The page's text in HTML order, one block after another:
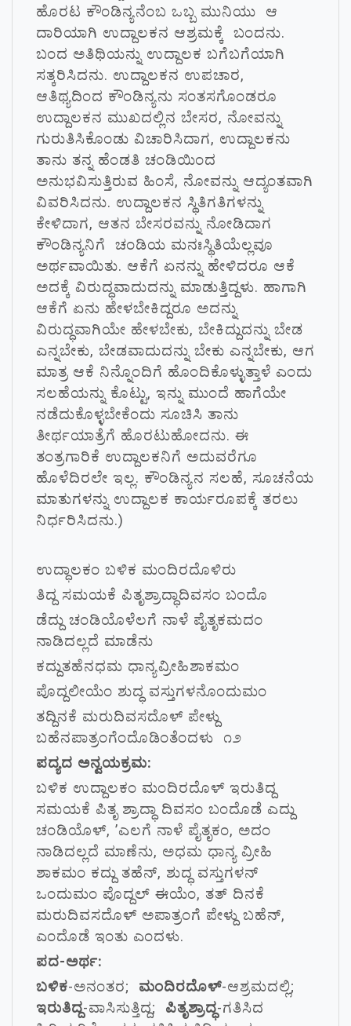
ಹೊರಟ ಕೌಂಡಿನ್ಯನೆಂಬ ಒಬ್ಬ ಮುನಿಯು ಆ
ದಾರಿಯಾಗಿ ಉದ್ದಾಲಕನ ಆಶ್ರಮಕ್ಕೆ ಬಂದನು.
ಬಂದ ಅತಿಥಿಯನ್ನು ಉದ್ದಾಲಕ ಬಗೆಬಗೆಯಾಗಿ
ಸತ್ಕರಿಸಿದನು. ಉದ್ದಾಲಕನ ಉಪಚಾರ,
ಆತಿಥ್ಯದಿಂದ ಕೌಂಡಿನ್ಯನು ಸಂತಸಗೊಂಡರೂ
ಉದ್ದಾಲಕನ ಮುಖದಲ್ಲಿನ ಬೇಸರ, ನೋವನ್ನು
ಗುರುತಿಸಿಕೊಂಡು ವಿಚಾರಿಸಿದಾಗ, ಉದ್ದಾಲಕನು
ತಾನು ತನ್ನ ಹೆಂಡತಿ ಚಂಡಿಯಿಂದ
ಅನುಭವಿಸುತ್ತಿರುವ ಹಿಂಸೆ, ನೋವನ್ನು ಆದ್ಯಂತವಾಗಿ
ವಿವರಿಸಿದನು. ಉದ್ದಾಲಕನ ಸ್ಥಿತಿಗತಿಗಳನ್ನು
ಕೇಳಿದಾಗ, ಆತನ ಬೇಸರವನ್ನು ನೋಡಿದಾಗ
ಕೌಂಡಿನ್ಯನಿಗೆ ಚಂಡಿಯ ಮನಃಸ್ಥಿತಿಯೆಲ್ಲವೂ
ಅರ್ಥವಾಯಿತು. ಆಕೆಗೆ ಏನನ್ನು ಹೇಳಿದರೂ ಆಕೆ
ಅದಕ್ಕೆ ವಿರುದ್ಧವಾದುದನ್ನು ಮಾಡುತ್ತಿದ್ದಳು. ಹಾಗಾಗಿ
ಆಕೆಗೆ ಏನು ಹೇಳಬೇಕಿದ್ದರೂ ಅದನ್ನು
ವಿರುದ್ಧವಾಗಿಯೇ ಹೇಳಬೇಕು, ಬೇಕಿದ್ದುದನ್ನು ಬೇಡ
ಎನ್ನಬೇಕು, ಬೇಡವಾದುದನ್ನು ಬೇಕು ಎನ್ನಬೇಕು, ಆಗ
ಮಾತ್ರ ಆಕೆ ನಿನ್ನೊಂದಿಗೆ ಹೊಂದಿಕೊಳ್ಳುತ್ತಾಳೆ ಎಂದು
ಸಲಹೆಯನ್ನು ಕೊಟ್ಟು, ಇನ್ನು ಮುಂದೆ ಹಾಗೆಯೇ
ನಡೆದುಕೊಳ್ಳಬೇಕೆಂದು ಸೂಚಿಸಿ ತಾನು
ತೀರ್ಥಯಾತ್ರೆಗೆ ಹೊರಟುಹೋದನು. ಈ
ತಂತ್ರಗಾರಿಕೆ ಉದ್ದಾಲಕನಿಗೆ ಅದುವರೆಗೂ
ಹೊಳೆದಿರಲೇ ಇಲ್ಲ. ಕೌಂಡಿನ್ಯನ ಸಲಹೆ, ಸೂಚನೆಯ
ಮಾತುಗಳನ್ನು ಉದ್ದಾಲಕ ಕಾರ್ಯರೂಪಕ್ಕೆ ತರಲು
ನಿರ್ಧರಿಸಿದನು.)
ಉದ್ಧಾಲಕಂ ಬಳಿಕ ಮಂದಿರದೊಳಿರು
ತಿದ್ದ ಸಮಯಕೆ ಪಿತೃಶ್ರಾದ್ಧಾದಿವಸಂ ಬಂದೊ
ಡೆದ್ದು ಚಂಡಿಯೊಳೆಲಗೆ ನಾಳೆ ಪೈತೃಕಮದಂ
ನಾಡಿದಲ್ಲದೆ ಮಾಡೆನು
ಕದ್ದುತಹೆನಧಮ ಧಾನ್ಯವ್ರೀಹಿಶಾಕಮಂ
ಪೊದ್ದಲೀಯೆಂ ಶುದ್ಧ ವಸ್ತುಗಳನೊಂದುಮಂ
ತದ್ದಿನಕೆ ಮರುದಿವಸದೊಳ್ ಪೇಳ್ದು
ಬಹೆನಪಾತ್ರಂಗೆಂದೊಡಿಂತೆಂದಳು ೧೨
ಪದ್ಯದ ಅನ್ವಯಕ್ರಮ:
ಬಳಿಕ ಉದ್ದಾಲಕಂ ಮಂದಿರದೊಳ್ ಇರುತಿದ್ದ
ಸಮಯಕೆ ಪಿತೃ ಶ್ರಾದ್ಧಾ ದಿವಸಂ ಬಂದೊಡೆ ಎದ್ದು
ಚಂಡಿಯೊಳ್, ’ಎಲಗೆ ನಾಳೆ ಪೈತೃಕಂ, ಅದಂ
ನಾಡಿದಲ್ಲದೆ ಮಾಣೆನು, ಅಧಮ ಧಾನ್ಯ ವ್ರೀಹಿ
ಶಾಕಮಂ ಕದ್ದು ತಹೆನ್, ಶುದ್ಧ ವಸ್ತುಗಳನ್
ಒಂದುಮಂ ಪೊದ್ದಲ್ ಈಯೆಂ, ತತ್ ದಿನಕೆ
ಮರುದಿವಸದೊಳ್ ಅಪಾತ್ರಂಗೆ ಪೇಳ್ದು ಬಹೆನ್,
ಎಂದೊಡೆ ಇಂತು ಎಂದಳು.
ಪದ-ಅರ್ಥ:
ಬಳಿಕ-ಅನಂತರ; ಮಂದಿರದೊಳ್-ಆಶ್ರಮದಲ್ಲಿ;
ಇರುತಿದ್ದ-ವಾಸಿಸುತ್ತಿದ್ದ; ಪಿತೃಶ್ರಾದ್ಧ-ಗತಿಸಿದ